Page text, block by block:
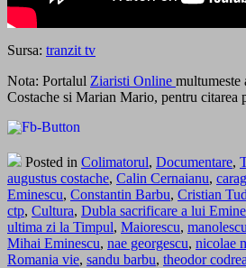
Sursa: tranzit tv
Nota: Portalul Ziaristi Online multumeste
Costache si Marian Mario, pentru citarea
Posted in Colimatorul, Documentare,
augustus costache, Calin Cernaianu,
Eminescu, Constantin Barbu, Cristian
ctp, Cultura, Dubla sacrificare a lui
ultima zi la Timpul, Maiorescu, manolescu
Mihai Eminescu, nae georgescu, nicolae
Romania vie, sandu barbu, theodor